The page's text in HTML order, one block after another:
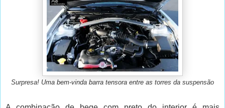
Surpresa! Uma bem-vinda barra tensora entre as torres da suspensão